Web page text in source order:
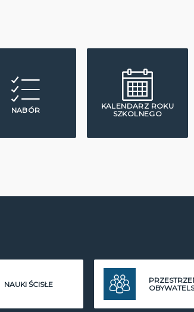
NABÓR
KALENDARZ ROKU
SZKOLNEGO
NAUKI ŚCISŁE